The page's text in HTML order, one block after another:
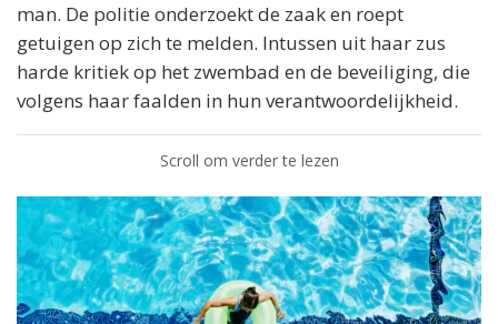
man. De politie onderzoekt de zaak en roept
getuigen op zich te melden. Intussen uit haar zus
harde kritiek op het zwembad en de beveiliging, die
volgens haar faalden in hun verantwoordelijkheid.
Scroll om verder te lezen